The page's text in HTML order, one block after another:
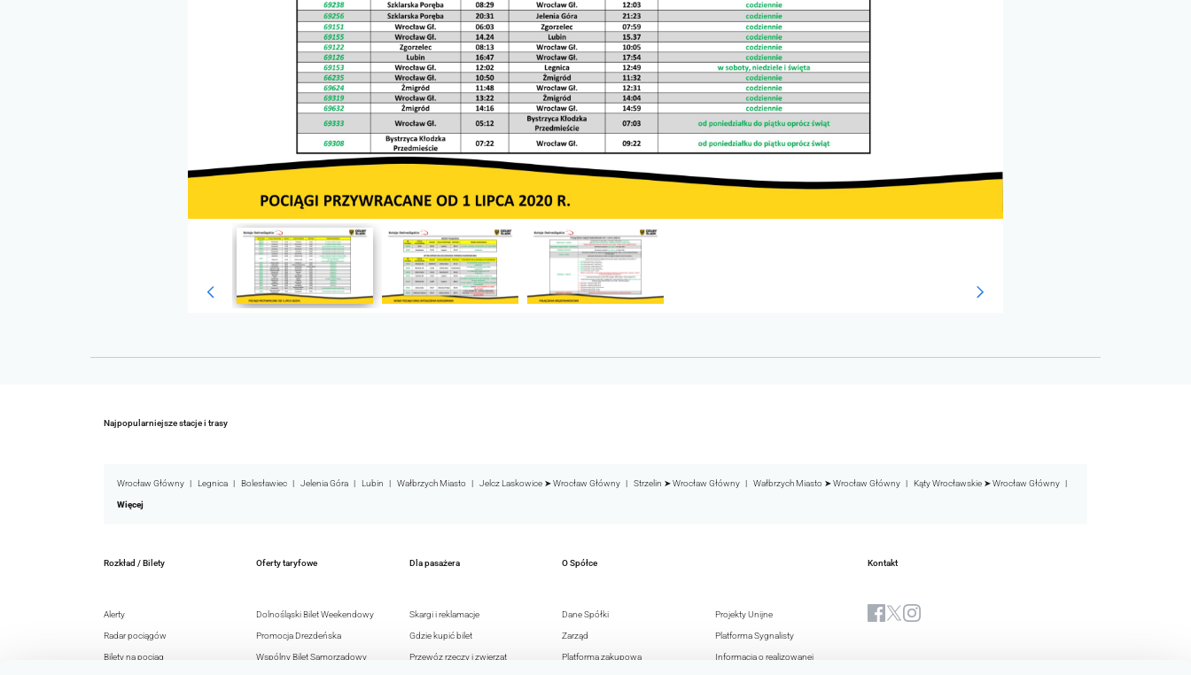
Najpopularniejsze stacje i trasy
Wrocław Główny Legnica Bolesławiec Jelenia Góra Lubin Wałbrzych Miasto Jelcz Laskowice ➤ Wrocław Główny Strzelin ➤ Wrocław Główny Wałbrzych Miasto ➤ Wrocław Główny Kąty Wrocławskie ➤ Wrocław Główny
Więcej
Rozkład / Bilety
Alerty
Radar pociągów
Bilety na pociąg
Oferty taryfowe
Dolnośląski Bilet Weekendowy
Promocja Drezdeńska
Wspólny Bilet Samorządowy
Dla pasażera
Skargi i reklamacje
Gdzie kupić bilet
Przewóz rzeczy i zwierząt
O Spółce
Dane Spółki
Zarząd
Platforma zakupowa
Projekty Unijne
Platforma Sygnalisty
Informacja o realizowanej
Kontakt